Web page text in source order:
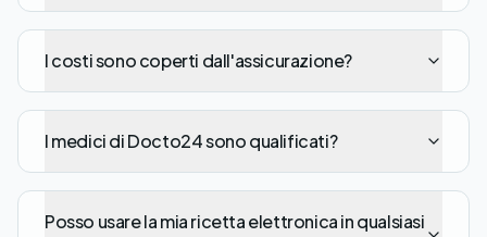
I costi sono coperti dall'assicurazione?
I medici di Docto24 sono qualificati?
Posso usare la mia ricetta elettronica in qualsiasi